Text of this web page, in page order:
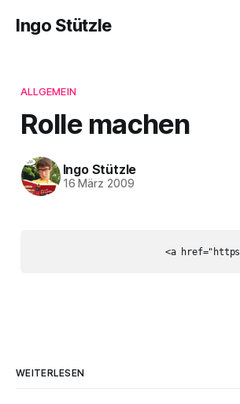
Ingo Stützle
ALLGEMEIN
Rolle machen
Ingo Stützle
16 März 2009
WEITERLESEN